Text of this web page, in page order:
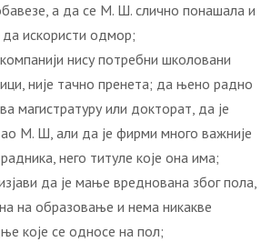
а да се М. Ш. слично понашала и
искористи одмор;
нису потребни школовани
није тачно пренета; да њено радно
магистратуру или докторат, да је
М. Ш, али да је фирми много важније
него титуле које она има;
да је мање вреднована због пола,
на образовање и нема никакве
које се односе на пол;